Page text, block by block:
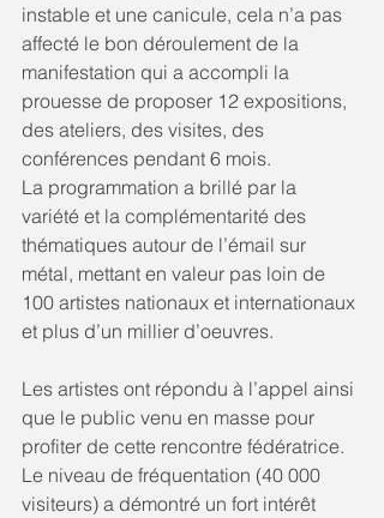
instable et une canicule, cela n’a pas
affecté le bon déroulement de la
manifestation qui a accompli la
prouesse de proposer 12 expositions,
des ateliers, des visites, des
conférences pendant 6 mois.
La programmation a brillé par la
variété et la complémentarité des
thématiques autour de l’émail sur
métal, mettant en valeur pas loin de
100 artistes nationaux et internationaux
et plus d’un millier d’oeuvres.
Les artistes ont répondu à l’appel ainsi
que le public venu en masse pour
profiter de cette rencontre fédératrice.
Le niveau de fréquentation (40 000
visiteurs) a démontré un fort intérêt